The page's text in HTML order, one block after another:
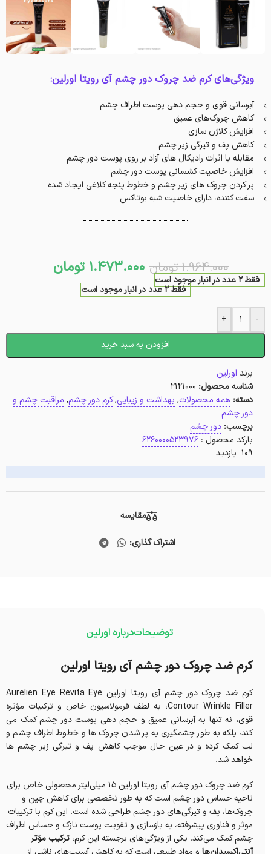
ویژگی‌های کرم ضد چروک دور چشم آی رویتا اورلین:
آبرسانی قوی و حجم دهی پوست اطراف چشم
کاهش چروک‌های عمیق
افزایش کلاژن سازی
کاهش پف و تیرگی زیر چشم
مقابله با اثرات رادیکال های آزاد بر روی پوست دور چشم
افزایش خاصیت کشسانی پوست دور چشم
پر کردن چروک های زیر چشم و خطوط پنجه کلاغی ایجاد شده
سفت کننده، دارای خاصیت شبه بوتاکس
1.964.000 تومان 1.473.000 تومان
فقط 2 عدد در انبار موجود است
فقط 2 عدد در انبار موجود است
-
+
افزودن به سبد خرید
برند اورلین
شناسه محصول: 2121000
دسته: همه محصولات, بهداشت و زیبایی,کرم دور چشم, مراقبت چشم و
دور چشم
برچسب: دور چشم
بارکد محصول : 6260000523976
109 بازدید
مقایسه
اشتراک گذاری:
توضیحاتدرباره اورلین
کرم ضد چروک دور چشم آی رویتا اورلین
کرم ضد چروک دور چشم آی رویتا اورلین Aurelien Eye Revita Eye
Contour Wrinkle Filler، به لطف فرمولاسیون خاص و ترکیبات مؤثره
قوی، نه تنها به آبرسانی عمیق و حجم دهی پوست دور چشم کمک می
کند، بلکه به طور چشمگیری به پر شدن چروک ها و خطوط اطراف چشم و
لب کمک کرده و در عین حال موجب کاهش پف و تیرگی زیر چشم ها
خواهد شد.
کرم ضد چروک دور چشم آی رویتا اورلین 15 میلی‌لیتر محصولی خاص برای
ناحیه حساس دور چشم است که به طور تخصصی برای کاهش چین و
چروک‌ها، پف و تیرگی‌های دور چشم طراحی شده است. این کرم با ترکیبات
موثر و فناوری پیشرفته، به بازسازی و تقویت پوست نازک و حساس اطراف
چشم کمک می‌کند. یکی از ویژگی‌های برجسته این کرم، ترکیب مؤثر